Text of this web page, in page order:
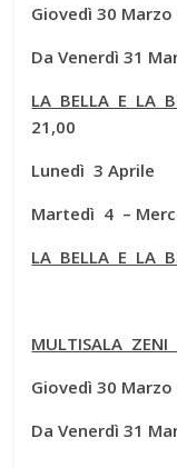
Giovedì 30
Da Venerdì 31
LA BELLA E LA
21,00
Lunedì 3
Martedì 4 –
LA BELLA E LA
MULTISALA
Giovedì 30
Da Venerdì 31